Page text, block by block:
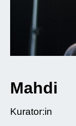
Mahdi
Kurator:in